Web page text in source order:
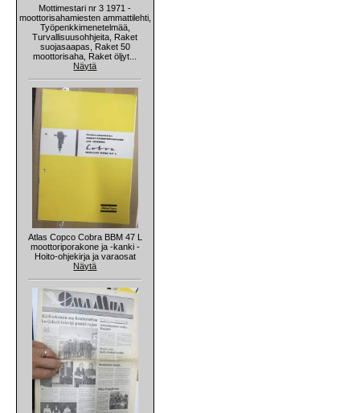
Mottimestari nr 3 1971 -
moottorisahamiesten ammattilehti,
Työpenkkimenetelmää,
Turvallisuusohhjeita, Raket
suojasaapas, Raket 50
moottorisaha, Raket öljyt...
Näytä
Atlas Copco Cobra BBM 47 L
moottoriporakone ja -kanki -
Hoito-ohjekirja ja varaosat
Näytä